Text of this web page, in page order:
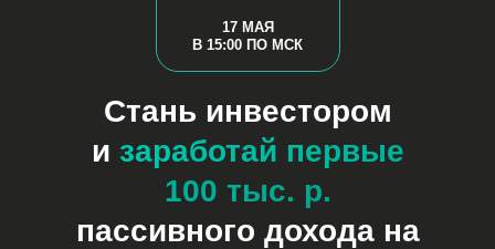
Стань инвестором
и заработай первые
100 тыс. р.
пассивного дохода на
17 МАЯ
В 15:00 ПО МСК